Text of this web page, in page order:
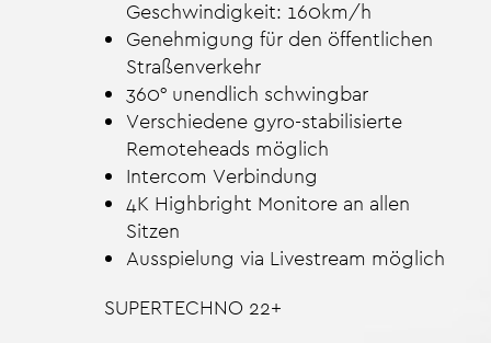
Geschwindigkeit: 160km/h
Genehmigung für den öffentlichen
Straßenverkehr
360° unendlich schwingbar
Verschiedene gyro-stabilisierte
Remoteheads möglich
Intercom Verbindung
4K Highbright Monitore an allen
Sitzen
Ausspielung via Livestream möglich
SUPERTECHNO 22+